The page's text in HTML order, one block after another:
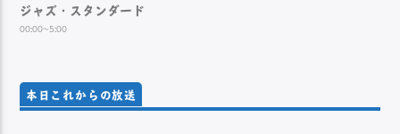
ジャズ・スタンダード
00:00~5:00
本日これからの放送